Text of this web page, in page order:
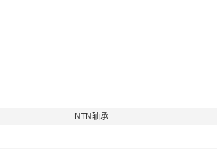
NTN轴承